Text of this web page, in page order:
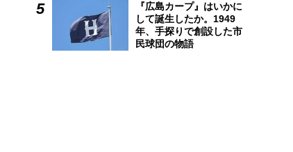
『広島カープ』はいかに
して誕生したか。1949
年、手探りで創設した市
民球団の物語